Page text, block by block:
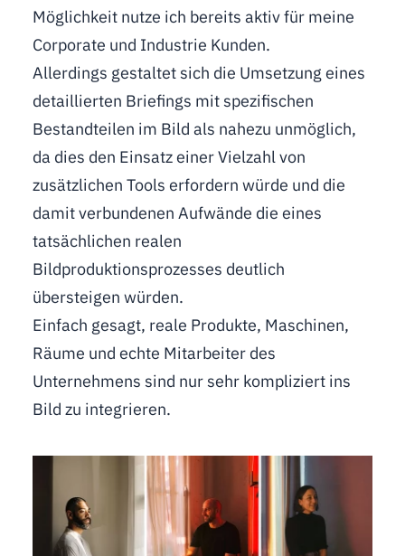
Möglichkeit nutze ich bereits aktiv für meine
Corporate und Industrie Kunden.
Allerdings gestaltet sich die Umsetzung eines
detaillierten Briefings mit spezifischen
Bestandteilen im Bild als nahezu unmöglich,
da dies den Einsatz einer Vielzahl von
zusätzlichen Tools erfordern würde und die
damit verbundenen Aufwände die eines
tatsächlichen realen
Bildproduktionsprozesses deutlich
übersteigen würden.
Einfach gesagt, reale Produkte, Maschinen,
Räume und echte Mitarbeiter des
Unternehmens sind nur sehr kompliziert ins
Bild zu integrieren.